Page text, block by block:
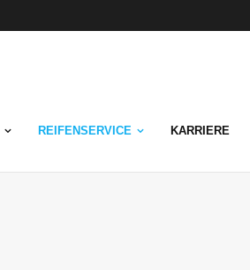
REIFENSERVICE KARRIERE